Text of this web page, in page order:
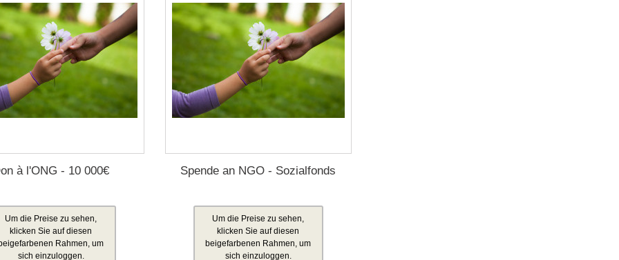
à l'ONG - 10 000€
Um die Preise zu sehen,
klicken Sie auf diesen
Rahmen, um
sich einzuloggen.
Spende an NGO - Sozialfonds
Um die Preise zu sehen,
klicken Sie auf diesen
beigefarbenen Rahmen, um
sich einzuloggen.